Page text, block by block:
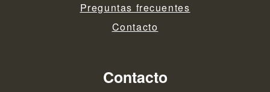
Preguntas frecuentes
Contacto
Contacto